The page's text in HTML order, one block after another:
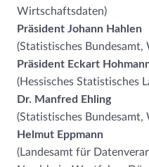
Wirtschaftsdaten)
Präsident Johann Hahlen
(Statistisches Bundesamt,
Präsident Eckart
(Hessisches Statistisches
Dr. Manfred Ehling
(Statistisches Bundesamt,
Helmut Eppmann
(Landesamt für